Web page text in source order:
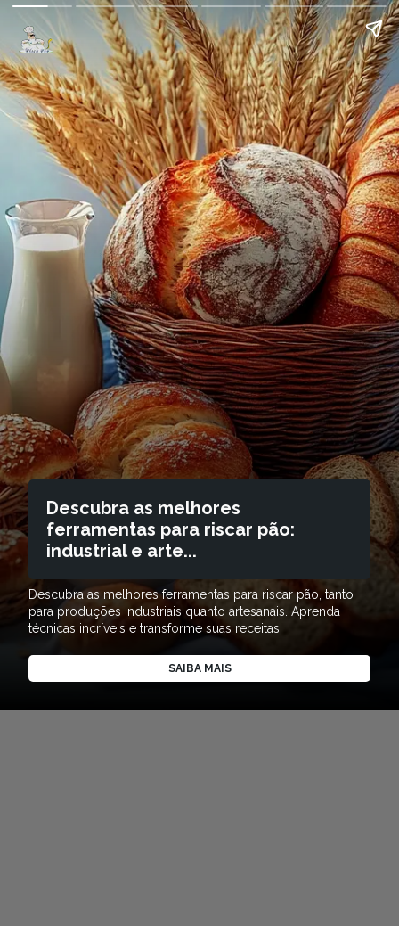
Descubra as melhores
ferramentas para riscar pão:
industrial e arte...
Descubra as melhores ferramentas para riscar pão, tanto
para produções industriais quanto artesanais. Aprenda
técnicas incríveis e transforme suas receitas!
SAIBA MAIS